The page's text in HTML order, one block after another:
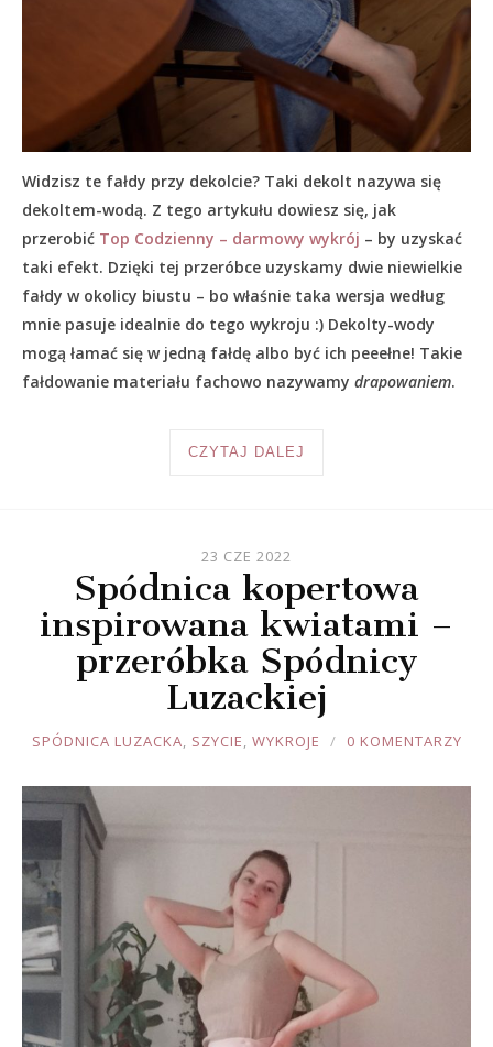
Widzisz te fałdy przy dekolcie? Taki dekolt nazywa się
dekoltem-wodą. Z tego artykułu dowiesz się, jak
przerobić Top Codzienny – darmowy wykrój – by uzyskać
taki efekt. Dzięki tej przeróbce uzyskamy dwie niewielkie
fałdy w okolicy biustu – bo właśnie taka wersja według
mnie pasuje idealnie do tego wykroju :) Dekolty-wody
mogą łamać się w jedną fałdę albo być ich peeełne! Takie
fałdowanie materiału fachowo nazywamy drapowaniem.
CZYTAJ DALEJ
23 CZE 2022
Spódnica kopertowa
inspirowana kwiatami –
przeróbka Spódnicy
Luzackiej
JOULE
SPÓDNICA LUZACKA, SZYCIE, WYKROJE 0 KOMENTARZY